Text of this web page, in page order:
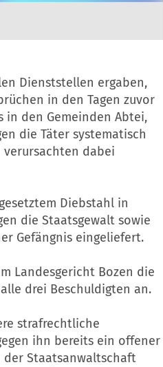
Dienststellen ergaben,
in den Tagen zuvor
den Gemeinden Abtei,
die Täter systematisch
dabei
Diebstahl in
die Staatsgewalt sowie
Gefängnis eingeliefert.
Landesgericht Bozen die
drei Beschuldigten an.
strafrechtliche
ihn bereits ein offener
der Staatsanwaltschaft